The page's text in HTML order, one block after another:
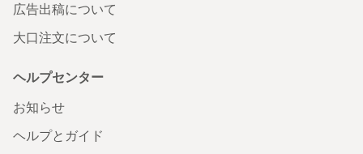
広告出稿について
大口注文について
ヘルプセンター
お知らせ
ヘルプとガイド